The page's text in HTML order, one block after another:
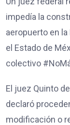
impedía la
aeropuerto en la
el Estado de
colectivo
El juez Quinto
declaró
modificación o